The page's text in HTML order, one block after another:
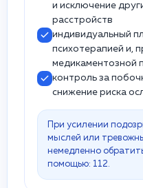
и исключение
расстройств
индивидуальный
психотерапией и,
медикаментозной
контроль за
снижение риска
При усилении
мыслей или
немедленно
помощью: 112.